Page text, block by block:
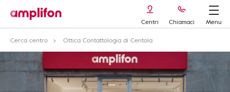
Centri Chiamaci
Menu
Cerca centro
Ottica Contattologia di Centola